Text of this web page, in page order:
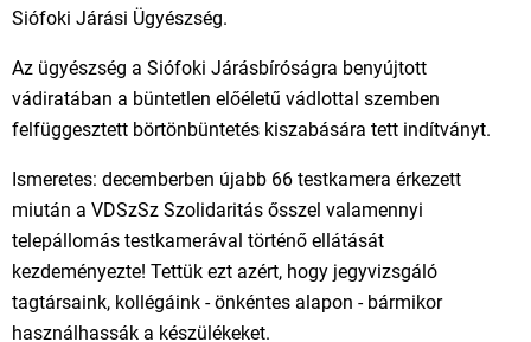
Siófoki Járási Ügyészség.
Az ügyészség a Siófoki Járásbíróságra benyújtott
vádiratában a büntetlen előéletű vádlottal szemben
felfüggesztett börtönbüntetés kiszabására tett indítványt.
Ismeretes: decemberben újabb 66 testkamera érkezett
miután a VDSzSz Szolidaritás ősszel valamennyi
telepállomás testkamerával történő ellátását
kezdeményezte! Tettük ezt azért, hogy jegyvizsgáló
tagtársaink, kollégáink - önkéntes alapon - bármikor
használhassák a készülékeket.